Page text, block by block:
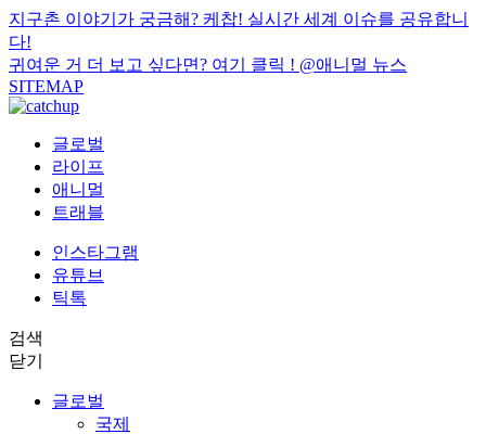
지구촌 이야기가 궁금해? 케찹! 실시간 세계 이슈를 공유합니
다!
귀여운 거 더 보고 싶다면? 여기 클릭 ! @애니멀 뉴스
SITEMAP
글로벌
라이프
애니멀
트래블
인스타그램
유튜브
틱톡
검색
닫기
글로벌
국제